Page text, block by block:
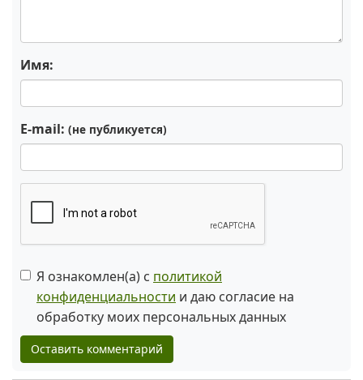
Имя:
E-mail: (не публикуется)
Я ознакомлен(а) с политикой
конфиденциальности и даю согласие на
обработку моих персональных данных
Оставить комментарий